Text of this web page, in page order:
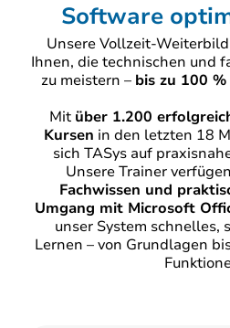
Software
Unsere Vollzeit-
Ihnen, die technischen und
zu meistern – bis zu 100
Mit über 1.200
Kursen in den letzten 18
sich TASys auf
Unsere Trainer
Fachwissen und
Umgang mit Microsoft
unser System schnelles,
Lernen – von Grundlagen